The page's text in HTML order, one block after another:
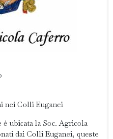
nei Colli Euganei
ubicata la Soc. Agricola
dai Colli Euganei, queste